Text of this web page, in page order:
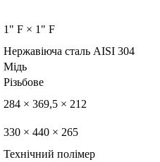
1" F × 1" F
Нержавіюча сталь AISI 304
Мідь
Різьбове
284 × 369,5 × 212
330 × 440 × 265
Технічний полімер